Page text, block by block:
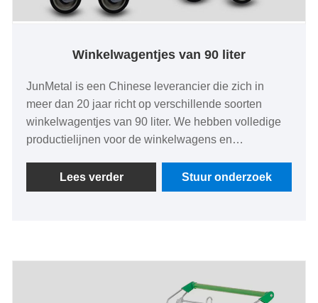
Winkelwagentjes van 90 liter
JunMetal is een Chinese leverancier die zich in
meer dan 20 jaar richt op verschillende soorten
winkelwagentjes van 90 liter. We hebben volledige
productielijnen voor de winkelwagens en
van CE EN 71 gecertificeerd. We kunnen ook tegen
weinig kosten een kant-en-klaar monster of een
Lees verder Stuur onderzoek